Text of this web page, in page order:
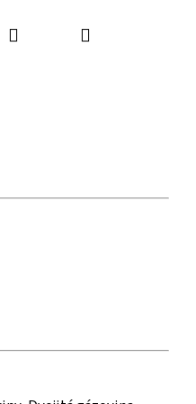
PřihlášeníNákupní